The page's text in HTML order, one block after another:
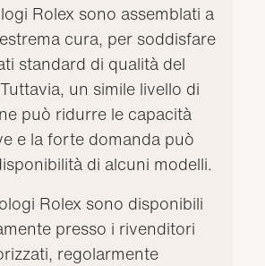
Rolex sono assemblati a
cura, per soddisfare
standard di qualità del
un simile livello di
può ridurre le capacità
e la forte domanda può
di alcuni modelli.
Rolex sono disponibili
presso i rivenditori
regolarmente